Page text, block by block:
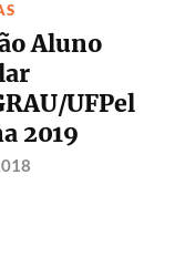
Aluno
UFPel
2019